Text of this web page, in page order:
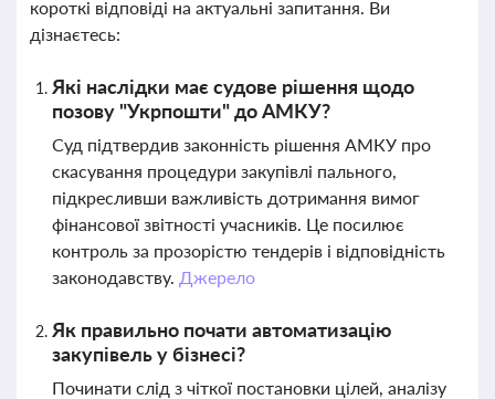
короткі відповіді на актуальні запитання. Ви
дізнаєтесь:
Які наслідки має судове рішення щодо
позову "Укрпошти" до АМКУ?
Суд підтвердив законність рішення АМКУ про
скасування процедури закупівлі пального,
підкресливши важливість дотримання вимог
фінансової звітності учасників. Це посилює
контроль за прозорістю тендерів і відповідність
законодавству. Джерело
Як правильно почати автоматизацію
закупівель у бізнесі?
Починати слід з чіткої постановки цілей, аналізу